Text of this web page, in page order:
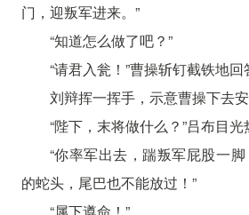
门，迎叛军进来。”
“知道怎么做了吧？”
“请君入瓮！”曹操斩钉截铁地回
刘辩挥一挥手，示意曹操下去安
“陛下，末将做什么？”吕布目光
“你率军出去，踹叛军屁股一
的蛇头，尾巴也不能放过！”
“属下遵命！”